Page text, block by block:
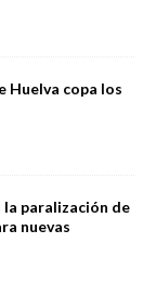
Huelva copa los
la paralización de
nuevas